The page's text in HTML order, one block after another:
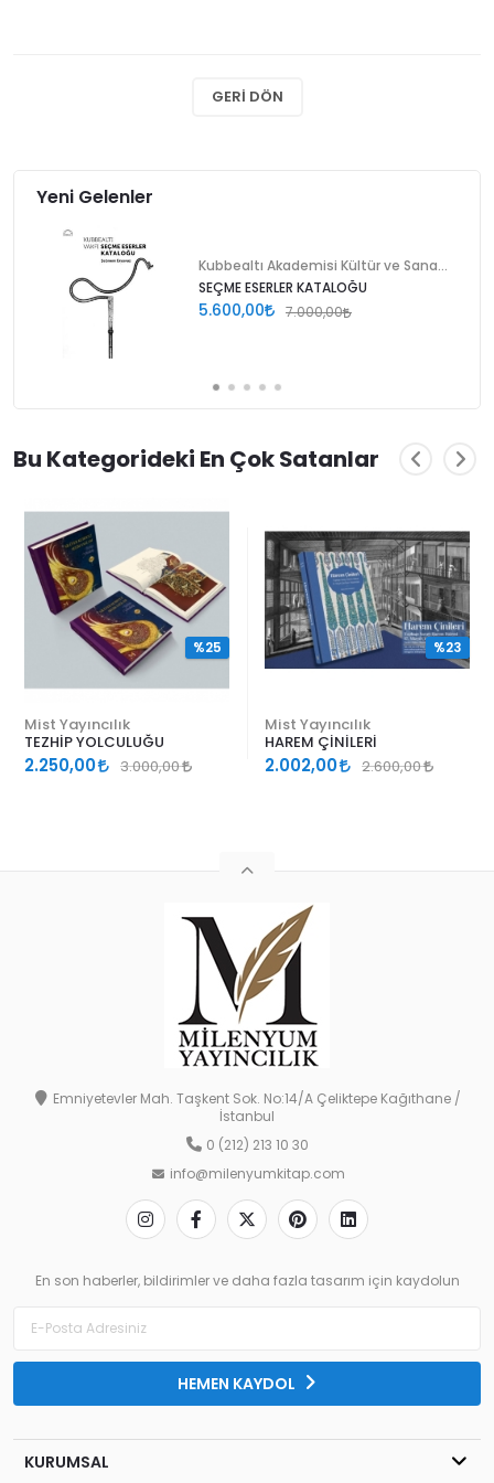
GERI DÖN
Yeni Gelenler
SEÇME ESERLER KATALOĞU
5.600,00 7.000,00
Bu Kategorideki En Çok Satanlar
Mist Yayıncılık
TEZHİP YOLCULUĞU
2.250,00 3.000,00
%25
Mist Yayıncılık
HAREM ÇİNİLERİ
2.002,00 2.600,00
%23
Emniyetevler Mah. Taşkent Sok. No:14/A Çeliktepe Kağıthane /
İstanbul
0 (212) 213 10 30
info@milenyumkitap.com
En son haberler, bildirimler ve daha fazla tasarım için kaydolun
HEMEN KAYDOL
KURUMSAL